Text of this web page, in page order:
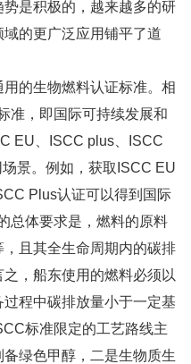
是积极的，越来越多的研
的更广泛应用铺平了道
的生物燃料认证标准。相
准，即国际可持续发展和
EU、ISCC plus、ISCC
景。例如，获取ISCC EU
Plus认证可以得到国际
总体要求是，燃料的原料
且其全生命周期内的碳排
，船东使用的燃料必须以
程中碳排放量小于一定基
标准限定的工艺路线主
绿色甲醇，二是生物质生